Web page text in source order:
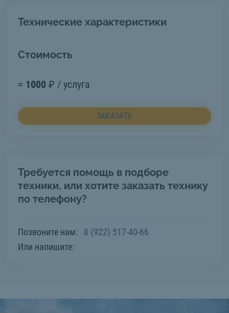
Технические характеристики
Стоимость
≈ 1000 ₽ / услуга
ЗАКАЗАТЬ
Требуется помощь в подборе
техники, или хотите заказать технику
по телефону?
Позвоните нам:
8 (922) 517-40-66
Или напишите: